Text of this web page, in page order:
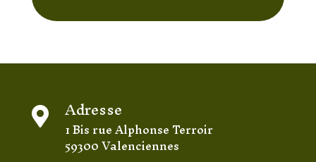
 Adresse
1 Bis rue Alphonse Terroir
59300 Valenciennes